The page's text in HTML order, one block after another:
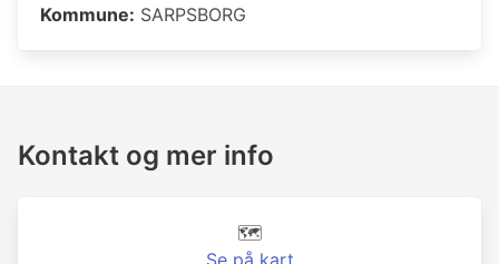
Kommune: SARPSBORG
Kontakt og mer info
🗺️
Se på kart